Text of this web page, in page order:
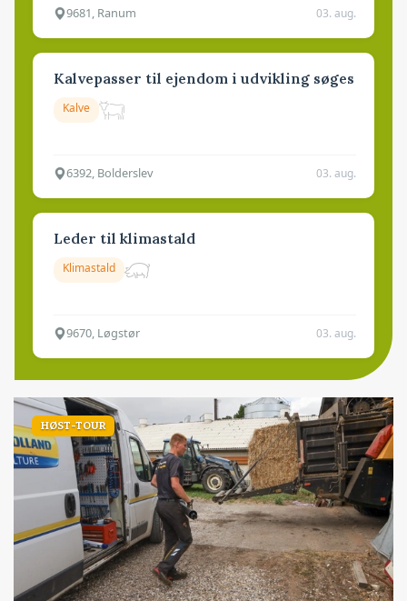
9681, Ranum 03. aug.
Kalvepasser til ejendom i udvikling søges
Kalve
6392, Bolderslev 03. aug.
Leder til klimastald
Klimastald
9670, Løgstør 03. aug.
HØST-TOUR